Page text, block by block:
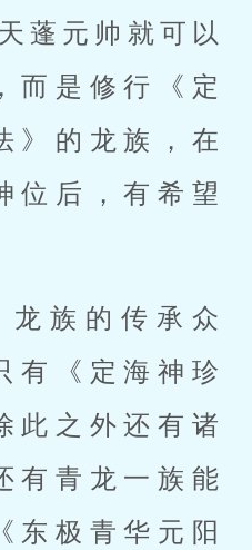
蓬元帅就可以
而是修行《定
》的龙族，在
位后，有希望
龙族的传承众
有《定海神珍
此之外还有诸
有青龙一族能
东极青华元阳